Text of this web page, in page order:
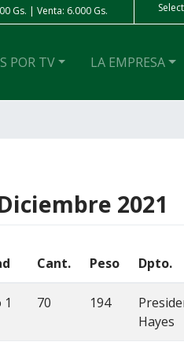
Gs. | Venta: 6.000 Gs.
POR TV LA EMPRESA
2021
Cant. Peso Dpto.
70 194
Hayes